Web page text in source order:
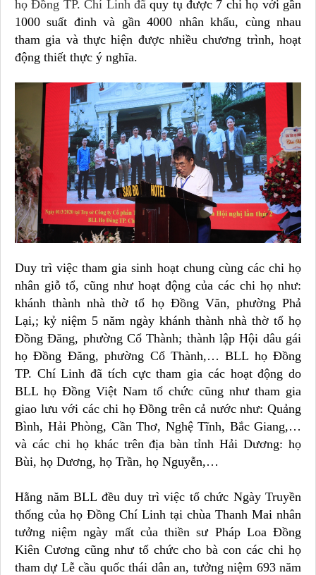
họ Đồng TP. Chí Linh đãquy tụ được 7 chi họ với gần
1000 suất đinh và gần 4000 nhân khẩu, cùng nhau
tham gia và thực hiện được nhiều chương trình, hoạt
động thiết thực ý nghĩa.
Duy trì việc tham gia sinh hoạt chung cùng các chi họ
nhân giỗ tổ, cũng như hoạt động của các chi họ như:
khánh thành nhà thờ tổ họ Đồng Văn, phường Phả
Lại,; kỷ niệm 5 năm ngày khánh thành nhà thờ tổ họ
Đồng Đăng, phường Cổ Thành; thành lập Hội dâu gái
họ Đồng Đăng, phường Cổ Thành,… BLL họ Đồng
TP. Chí Linh đã tích cực tham gia các hoạt động do
BLL họ Đồng Việt Nam tổ chức cũng như tham gia
giao lưu với các chi họ Đồng trên cả nước như: Quảng
Bình, Hải Phòng, Cần Thơ, Nghệ Tĩnh, Bắc Giang,…
và các chi họ khác trên địa bàn tỉnh Hải Dương: họ
Bùi, họ Dương, họ Trần, họ Nguyễn,…
Hằng năm BLL đều duy trì việc tổ chức Ngày Truyền
thống của họ Đồng Chí Linh tại chùa Thanh Mai nhân
tưởng niệm ngày mất của thiền sư Pháp Loa Đồng
Kiên Cương cũng như tổ chức cho bà con các chi họ
tham dự Lễ cầu quốc thái dân an, tưởng niệm 693 năm